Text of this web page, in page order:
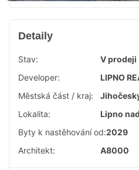
Detaily
Stav:
V prodeji
Developer:
LIPNO
Městská část / kraj:
Lokalita:
Lipno
Byty k nastěhování od:2029
Architekt:
A8000